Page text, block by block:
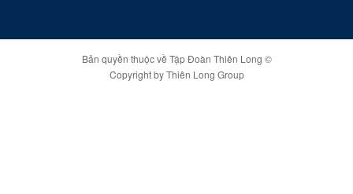
Bản quyền thuộc về Tập Đoàn Thiên Long ©
Copyright by Thiên Long Group